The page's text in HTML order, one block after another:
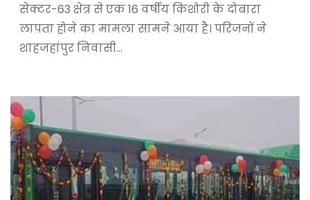
सेक्टर-63 क्षेत्र से एक 16 वर्षीय किशोरी के दोबारा
लापता होने का मामला सामने आया है। परिजनों ने
शाहजहांपुर निवासी…